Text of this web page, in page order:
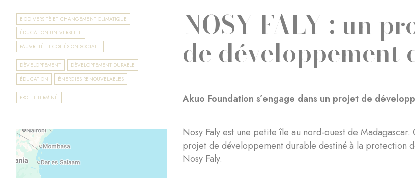
BIODIVERSITÉ ET CHANGEMENT CLIMATIQUE
ÉDUCATION UNIVERSELLE
PAUVRETÉ ET COHÉSION SOCIALE
DÉVELOPPEMENT
DÉVELOPPEMENT DURABLE
ÉDUCATION
ÉNERGIES RENOUVELABLES
PROJET TERMINÉ
NOSY FALY : un
de développement
Akuo Foundation s’engage dans un projet de
Nosy Faly est une petite île au nord-ouest de Madagascar.
projet de développement durable destiné à la protection
Nosy Faly.